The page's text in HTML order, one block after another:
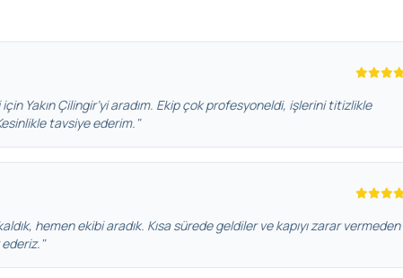
Yakın Çilingir’yi aradım. Ekip çok profesyoneldi, işlerini titizlikle
tavsiye ederim."
hemen ekibi aradık. Kısa sürede geldiler ve kapıyı zarar vermeden
ederiz."